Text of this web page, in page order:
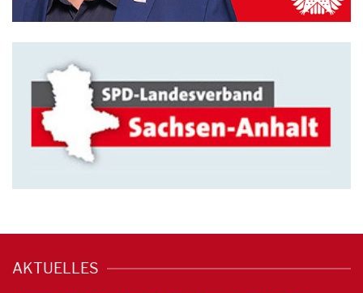
AKTUELLES